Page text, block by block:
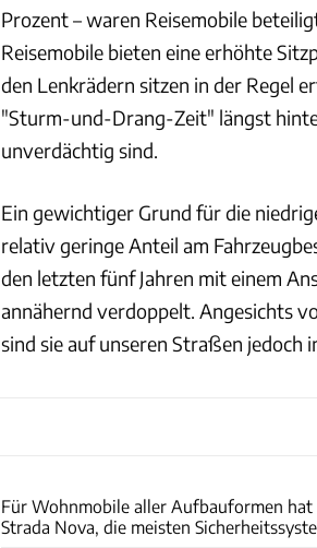
Prozent – waren Reisemobile
Reisemobile bieten eine erhöhte
den Lenkrädern sitzen in der Regel
"Sturm-und-Drang-Zeit" längst
unverdächtig sind.
Ein gewichtiger Grund für die
relativ geringe Anteil am
den letzten fünf Jahren mit einem
annähernd verdoppelt. Angesichts
sind sie auf unseren Straßen jedoch
Für Wohnmobile aller Aufbauformen hat
Strada Nova, die meisten